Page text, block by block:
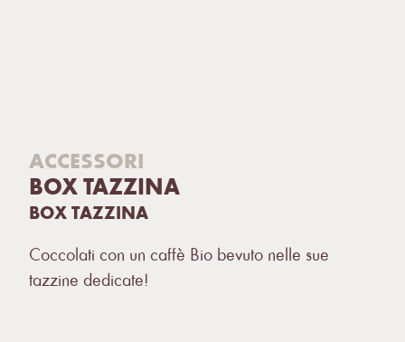
ACCESSORI
BOX TAZZINA
BOX TAZZINA
Coccolati con un caffè Bio bevuto nelle sue
tazzine dedicate!